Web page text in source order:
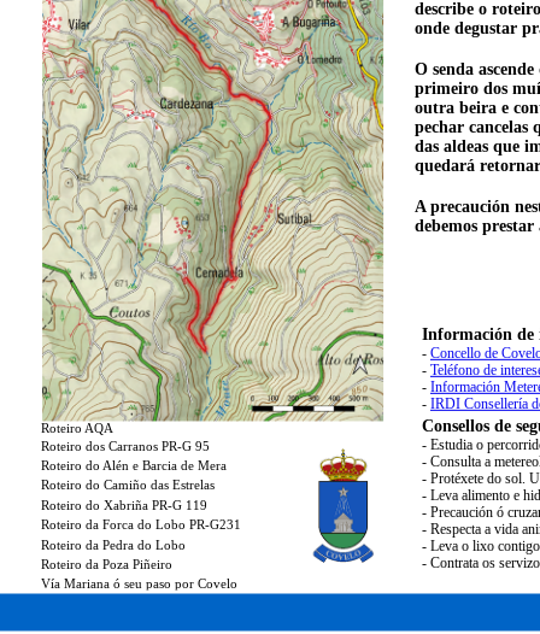
Roteiro AQA
Roteiro dos Carranos PR-G 95
Roteiro do Alén e Barcia de Mera
Roteiro do Camiño das Estrelas
Roteiro do Xabriña PR-G 119
Roteiro da Forca do Lobo PR-G231
Roteiro da Pedra do Lobo
Roteiro da Poza Piñeiro
Vía Mariana ó seu paso por Covelo
describe o
onde degustar
O senda
primeiro dos
outra beira e
pechar cancelas
das aldeas que
quedará
A precaución
debemos prestar
Información de
- Concello de
- Teléfono de
- Información
- IRDI Consellería
Consellos de
- Estudia o
- Consulta a
- Protéxete do sol.
- Leva alimento e
- Precaución ó
- Respecta a vida
- Leva o lixo
- Contrata os